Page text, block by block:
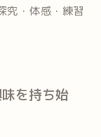
究・体感・練習
を持ち始